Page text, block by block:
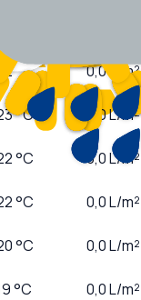
22°C 0,0L/m²
°C 0,0L/m²
°C 0,0L/m²
°C 0,0L/m²
°C 0,0L/m²
°C 0,0L/m²